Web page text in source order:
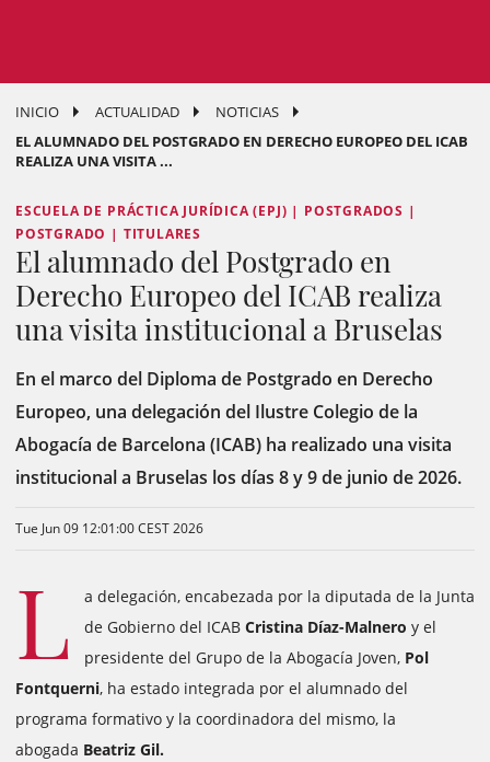
INICIO ACTUALIDAD
NOTICIAS
EL ALUMNADO DEL POSTGRADO EN DERECHO EUROPEO DEL ICAB
REALIZA UNA VISITA ...
ESCUELA DE PRÁCTICA JURÍDICA (EPJ) | POSTGRADOS |
POSTGRADO | TITULARES
El alumnado del Postgrado en
Derecho Europeo del ICAB realiza
una visita institucional a Bruselas
En el marco del Diploma de Postgrado en Derecho
Europeo, una delegación del Ilustre Colegio de la
Abogacía de Barcelona (ICAB) ha realizado una visita
institucional a Bruselas los días 8 y 9 de junio de 2026.
Tue Jun 09 12:01:00 CEST 2026
L
a delegación, encabezada por la diputada de la Junta
de Gobierno del ICAB Cristina Díaz-Malnero y el
presidente del Grupo de la Abogacía Joven, Pol
Fontquerni, ha estado integrada por el alumnado del
programa formativo y la coordinadora del mismo, la
abogada Beatriz Gil.